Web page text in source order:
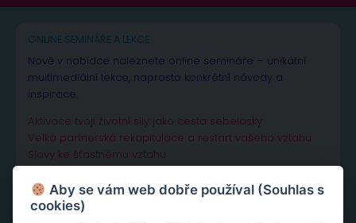
ONLINE SEMINÁŘE A LEKCE
Nově v nabídce naleznete online semináře – unikátní
multimediální lekce, naprosto konkrétní návody a
inspirace.
Aktivace tvojí životní síly jako cesta sebelásky
Velká partnerská rekapitulace a restart vašeho vztahu
Slovy ke šťastnému vztahu
Aby se vám web dobře používal (Souhlas s
cookies)